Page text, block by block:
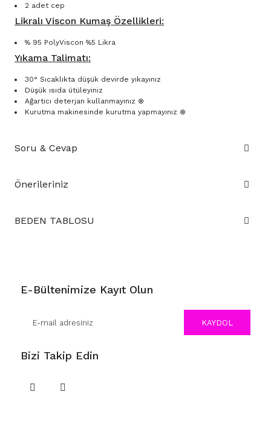
2 adet cep
Likralı Viscon Kumaş Özellikleri:
% 95 PolyViscon %5 Likra
Yıkama Talimatı:
30° Sıcaklıkta düşük devirde yıkayınız
Düşük ısıda ütüleyiniz
Ağartıcı deterjan kullanmayınız ⊗
Kurutma makinesinde kurutma yapmayınız ⊗
Soru & Cevap
Önerileriniz
BEDEN TABLOSU
E-Bültenimize Kayıt Olun
KAYDOL
Bizi Takip Edin